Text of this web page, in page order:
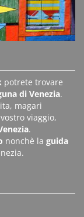
potrete trovare
di Venezia.
magari
viaggio,
.
nonchè la guida